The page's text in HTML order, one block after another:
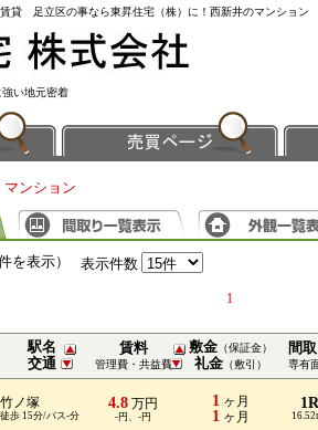
賃貸 足立区の事なら東昇住宅（株）に！西新井のマンシ
い地元密着
マンション
を表示） 表示件数
1
駅名
交通
賃料
管理費・共益費
敷金（保証金）
礼金（敷引）
間
専有
竹ノ塚
徒歩 15分/バス-分
4.8 万円
-円、-円
1 ヶ月
1 ヶ月
1R